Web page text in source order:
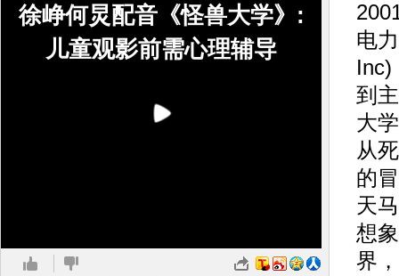
徐峥何炅配音《怪兽大学》:
儿童观影前需心理辅导
电
Inc)
到
大
从
的
天
想
界